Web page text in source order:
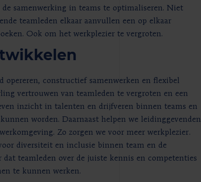
samenwerking in teams te optimaliseren. Niet
teamleden elkaar aanvullen een op elkaar
Ook om het werkplezier te vergroten.
opereren, constructief samenwerken en flexibel
vertrouwen van teamleden te vergroten en een
inzicht in talenten en drijfveren binnen teams en
worden. Daarnaast helpen we leidinggevenden
Zo zorgen we voor meer werkplezier.
diversiteit en inclusie binnen team en de
dat teamleden over de juiste kennis en competenties
te kunnen werken.